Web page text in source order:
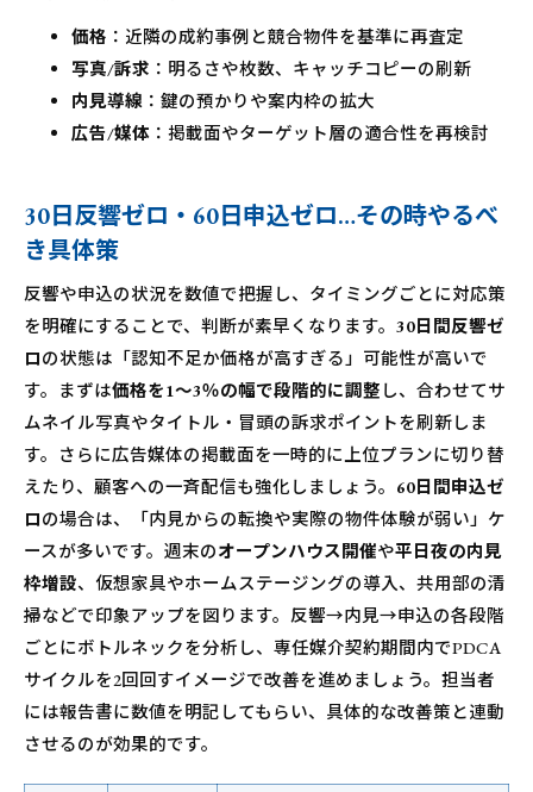
価格 ：近隣の成約事例と競合物件を基準に再査定
写真/訴求 ：明るさや枚数、キャッチコピーの刷新
内見導線 ：鍵の預かりや案内枠の拡大
広告/媒体 ：掲載面やターゲット層の適合性を再検討
30日反響ゼロ・60日申込ゼロ…その時やるべ
き具体策
反響や申込の状況を数値で把握し、タイミングごとに対応策
を明確にすることで、判断が素早くなります。 30日間反響ゼ
ロの状態は「認知不足か価格が高すぎる」可能性が高いで
す。まずは価格を1～3％の幅で段階的に調整 し、合わせてサ
ムネイル写真やタイトル・冒頭の訴求ポイントを刷新しま
す。さらに広告媒体の掲載面を一時的に上位プランに切り替
えたり、顧客への一斉配信も強化しましょう。 60日間申込ゼ
ロの場合は、「内見からの転換や実際の物件体験が弱い」ケ
ースが多いです。週末のオープンハウス開催や平日夜の内見
枠増設、仮想家具やホームステージングの導入、共用部の清
掃などで印象アップを図ります。反響→内見→申込の各段階
ごとにボトルネックを分析し、専任媒介契約期間内でPDCA
サイクルを2回回すイメージで改善を進めましょう。担当者
には報告書に数値を明記してもらい、具体的な改善策と連動
させるのが効果的です。